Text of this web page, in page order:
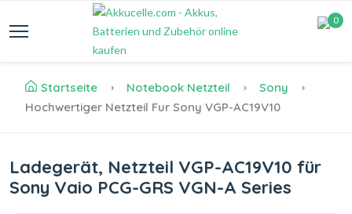
0
Startseite Notebook Netzteil
Sony
Hochwertiger Netzteil Fur Sony VGP-AC19V10
Ladegerät, Netzteil VGP-AC19V10 für
Sony Vaio PCG-GRS VGN-A Series